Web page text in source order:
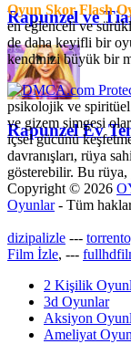
Rapunzel ve
Rapunzel Ev
Oyun Skor Flash
en eğlenceli ve
de daha keyifli bir
kendinizi büyük bir
psikolojik ve spiritüel
ve gizem simgesi
içsel gücünü
davranışları, rüya
gösterebilir. Bu rüya,
Copyright © 2026
Oyunlar- Tüm
dizipalizle ---
Film İzle, ---
2 Kişilik
3d Oyunlar
Aksiyon
Ameliyat